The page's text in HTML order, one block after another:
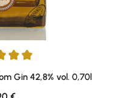
5 von 5 Sternen
Gin 42,8% vol. 0,70l
Preis: